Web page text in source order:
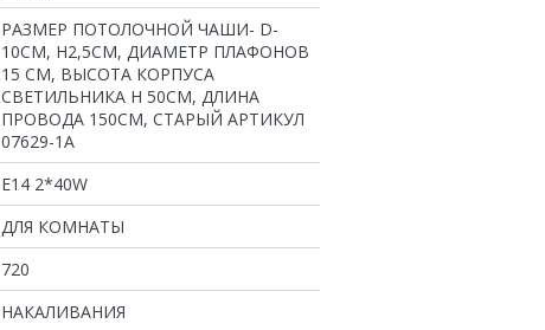
РАЗМЕР ПОТОЛОЧНОЙ ЧАШИ- D-
10СМ, H2,5СМ, ДИАМЕТР ПЛАФОНОВ
15 СМ, ВЫСОТА КОРПУСА
СВЕТИЛЬНИКА H 50СМ, ДЛИНА
ПРОВОДА 150СМ, СТАРЫЙ АРТИКУЛ
07629-1А
E14 2*40W
ДЛЯ КОМНАТЫ
720
НАКАЛИВАНИЯ